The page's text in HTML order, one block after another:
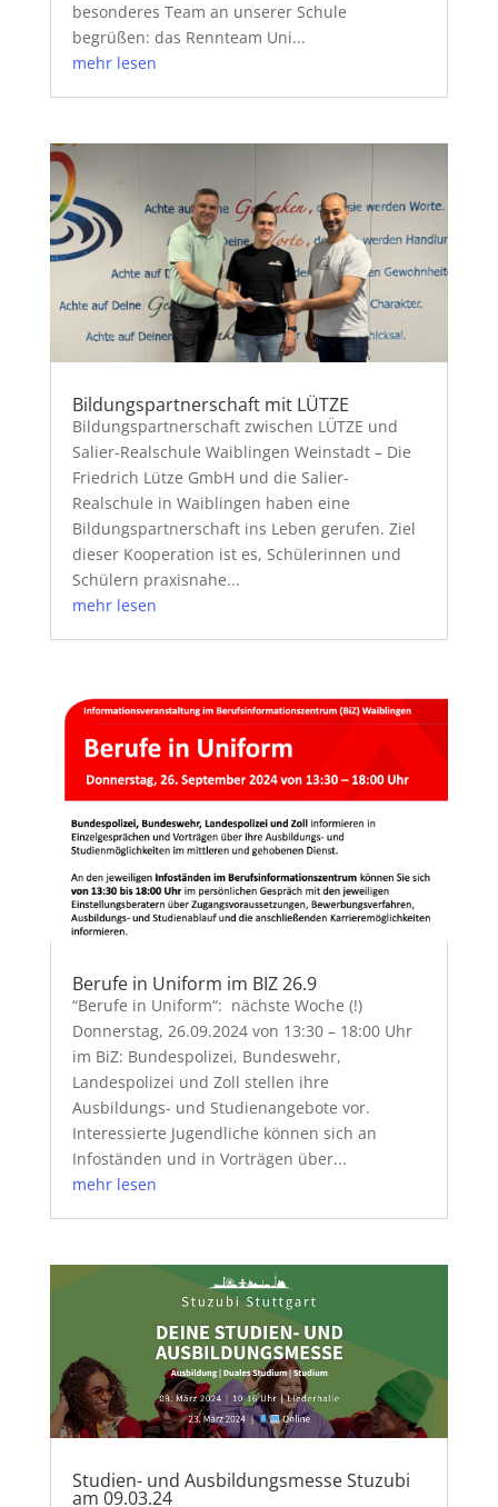
besonderes Team an unserer Schule
begrüßen: das Rennteam Uni...
mehr lesen
Bildungspartnerschaft mit LÜTZE
Bildungspartnerschaft zwischen LÜTZE und
Salier-Realschule Waiblingen Weinstadt – Die
Friedrich Lütze GmbH und die Salier-
Realschule in Waiblingen haben eine
Bildungspartnerschaft ins Leben gerufen. Ziel
dieser Kooperation ist es, Schülerinnen und
Schülern praxisnahe...
mehr lesen
Berufe in Uniform im BIZ 26.9
“Berufe in Uniform“: nächste Woche (!)
Donnerstag, 26.09.2024 von 13:30 – 18:00 Uhr
im BiZ: Bundespolizei, Bundeswehr,
Landespolizei und Zoll stellen ihre
Ausbildungs- und Studienangebote vor.
Interessierte Jugendliche können sich an
Infoständen und in Vorträgen über...
mehr lesen
Studien- und Ausbildungsmesse Stuzubi
am 09.03.24